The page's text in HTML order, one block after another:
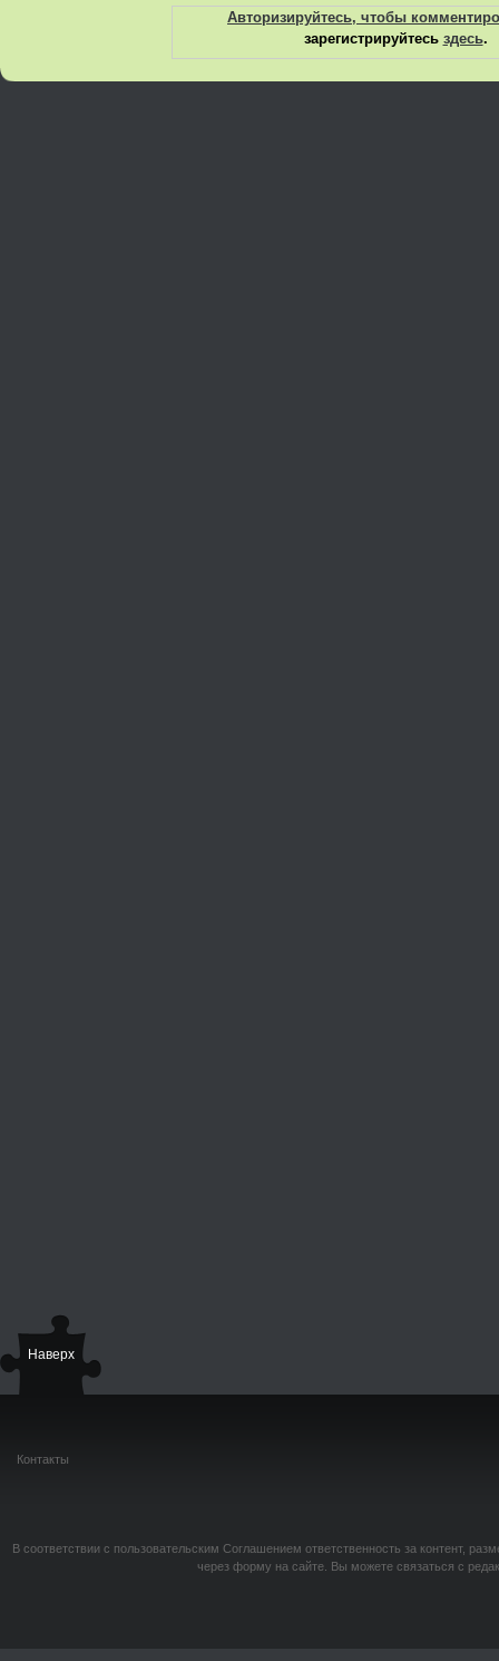
Авторизируйтесь, чтобы
зарегистрируйтесь здесь.
Наверх
Контакты
В соответствии с пользовательским Соглашением ответственность за контент,
через форму на сайте. Вы можете связаться с